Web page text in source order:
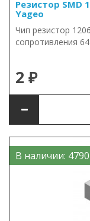
Резистор SMD
Yageo
Чип резистор
сопротивления
2 ₽
В наличии: 4790